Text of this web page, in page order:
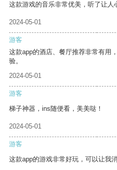
这款游戏的音乐非常优美，听了让人
2024-05-01
游客
这款app的酒店、餐厅推荐非常有用
验。
2024-05-01
游客
梯子神器，ins随便看，美美哒！
2024-05-01
游客
这款app的游戏非常好玩，可以让我消